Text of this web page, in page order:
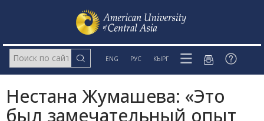
ENG РУС КЫРГ
Нестана Жумашева: «Это
был замечательный опыт